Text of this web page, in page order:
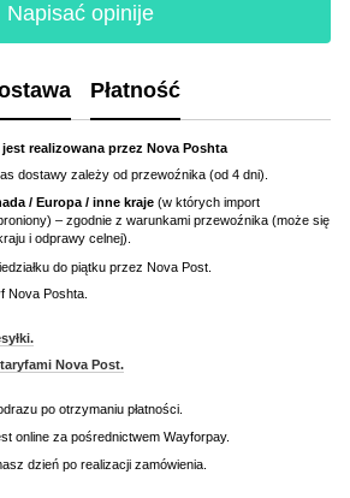
Napisać opinije
Płatność
realizowana przez Nova Poshta
dostawy zależy od przewoźnika (od 4 dni).
/ Europa / inne kraje (w których import
– zgodnie z warunkami przewoźnika (może się
i odprawy celnej).
do piątku przez Nova Post.
Nova Poshta.
Nova Post.
po otrzymaniu płatności.
online za pośrednictwem Wayforpay.
dzień po realizacji zamówienia.